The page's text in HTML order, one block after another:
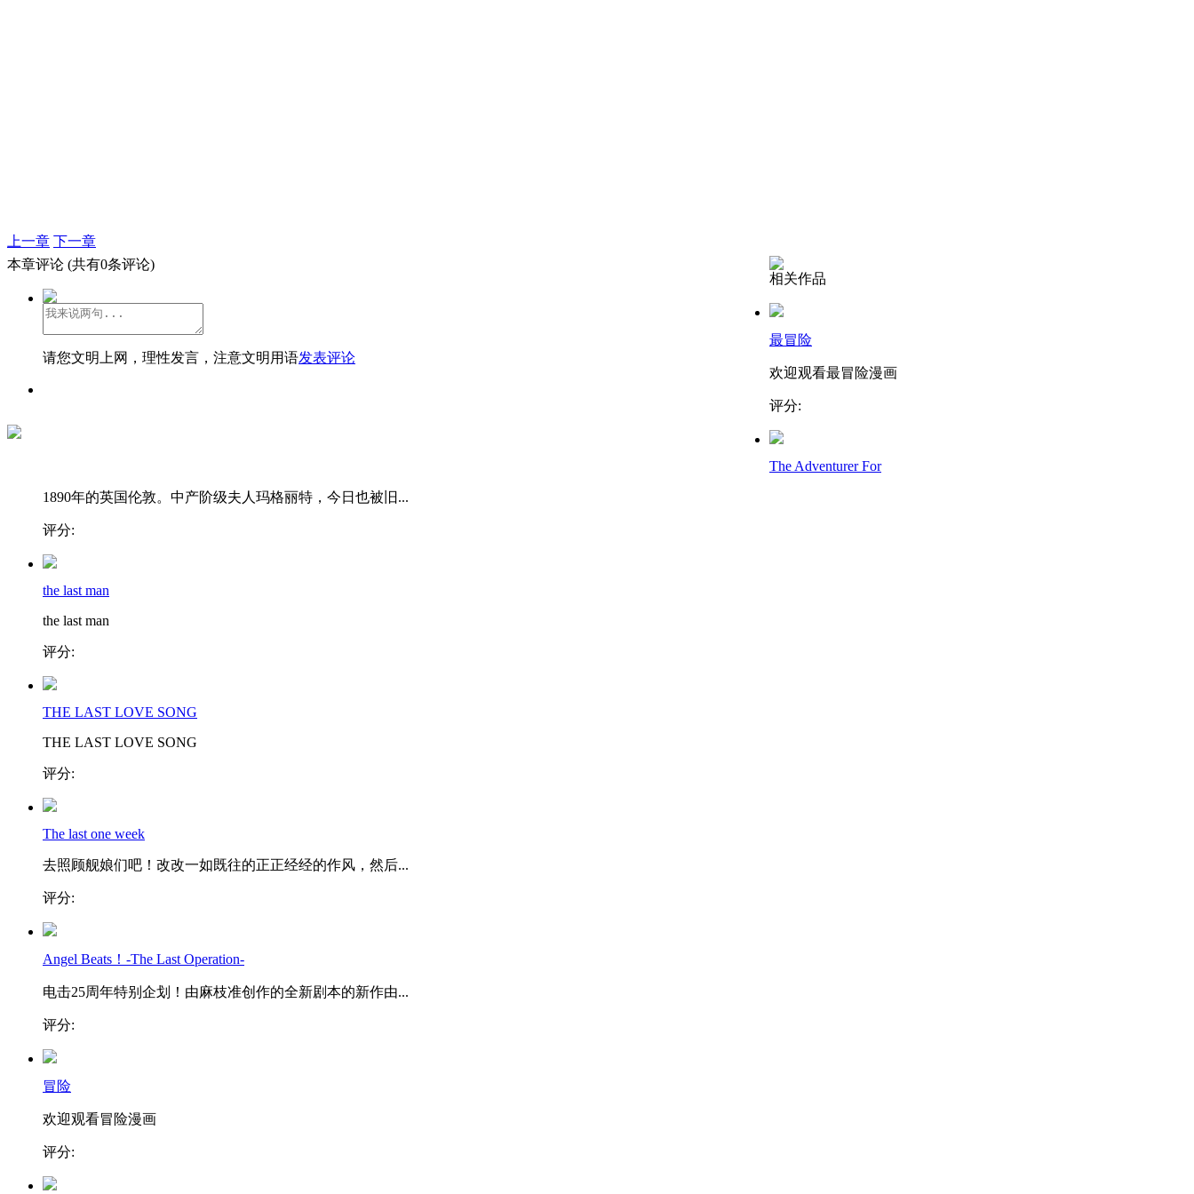
上一章 下一章
本章评论 (共有0条评论)
请您文明上网，理性发言，注意文明用语发表评论
相关作品
最冒险
欢迎观看最冒险漫画
评分:
The Adventurer For
1890年的英国伦敦。中产阶级夫人玛格丽特，今日也被旧...
评分:
the last man
the last man
评分:
THE LAST LOVE SONG
THE LAST LOVE SONG
评分:
The last one week
去照顾舰娘们吧！改改一如既往的正正经经的作风，然后...
评分:
Angel Beats！-The Last Operation-
电击25周年特别企划！由麻枝准创作的全新剧本的新作由...
评分:
冒险
欢迎观看冒险漫画
评分: